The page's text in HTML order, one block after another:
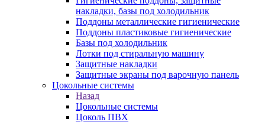
накладки, базы под холодильник
Поддоны металлические гигиенические
Поддоны пластиковые гигиенические
Базы под холодильник
Лотки под стиральную машину
Защитные накладки
Защитные экраны под варочную панель
Цокольные системы
Назад
Цокольные системы
Цоколь ПВХ